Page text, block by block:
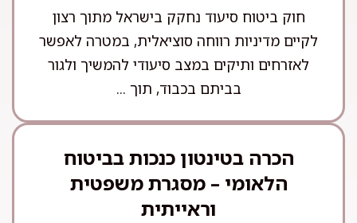
חוק ביטוח סיעוד נחקק בישראל מתוך רצון
לקיים מדיניות רווחה סוציאלית, במטרה לאפשר
לאזרחים ותיקים במצב סיעודי להמשיך ולגור
בביתם בכבוד, תוך ...
הכרה בטינטון כנכות בביטוח
הלאומי – מסגרת משפטית
וראייתית